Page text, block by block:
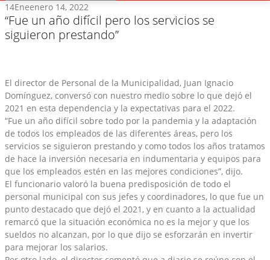
14Eneenero 14, 2022
“Fue un año difícil pero los servicios se
siguieron prestando”
El director de Personal de la Municipalidad, Juan Ignacio
Domínguez, conversó con nuestro medio sobre lo que dejó el
2021 en esta dependencia y la expectativas para el 2022.
“Fue un año difícil sobre todo por la pandemia y la adaptación
de todos los empleados de las diferentes áreas, pero los
servicios se siguieron prestando y como todos los años tratamos
de hace la inversión necesaria en indumentaria y equipos para
que los empleados estén en las mejores condiciones”, dijo.
El funcionario valoró la buena predisposición de todo el
personal municipal con sus jefes y coordinadores, lo que fue un
punto destacado que dejó el 2021, y en cuanto a la actualidad
remarcó que la situación económica no es la mejor y que los
sueldos no alcanzan, por lo que dijo se esforzarán en invertir
para mejorar los salarios.